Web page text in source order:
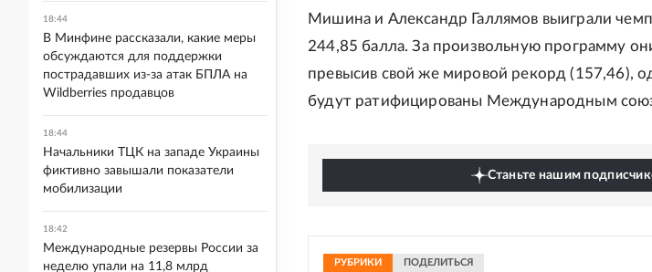
Мишина и Александр Галлямов выиграли
244,85 балла. За произвольную программу
превысив свой же мировой рекорд (157,46),
будут ратифицированы Международным
Станьте нашим
РУБРИКИ ПОДЕЛИТЬСЯ
18:44
В Минфине рассказали, какие меры
обсуждаются для поддержки
пострадавших из-за атак БПЛА на
Wildberries продавцов
18:44
Начальники ТЦК на западе Украины
фиктивно завышали показатели
мобилизации
18:42
Международные резервы России за
неделю упали на 11,8 млрд